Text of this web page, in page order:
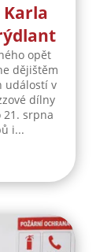
Karla
opět
dějištěm
událostí v
dílny
21. srpna
i...